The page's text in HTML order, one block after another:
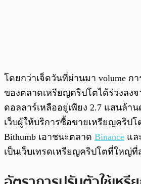
โดยกว่าเจ็ดวันที่ผ่านมา volume ก
ของตลาดเหรียญคริปโตได้ร่วงลง
ดอลลาร์เหลืออยู่เพียง 2.7 แสนล้า
เว็บผู้ให้บริการซื้อขายเหรียญคริปโ
Bithumb เอาชนะตลาด Binance แล
เป็นเว็บเทรดเหรียญคริปโตที่ใหญ่